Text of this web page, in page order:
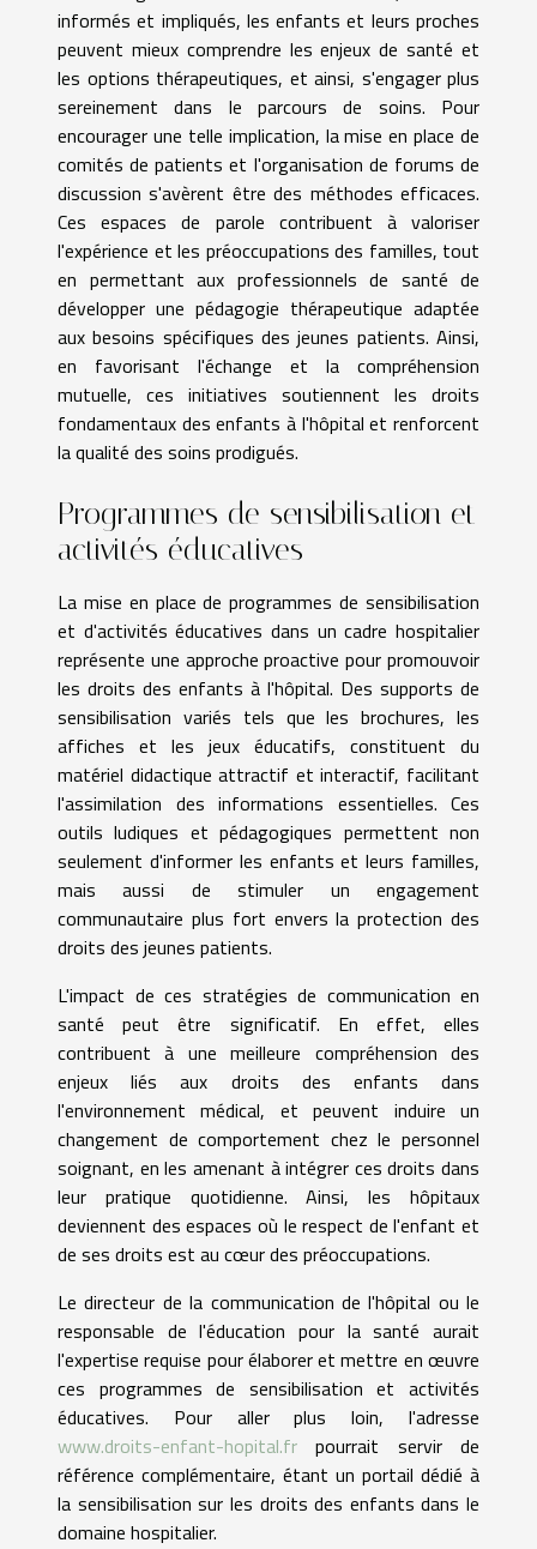
informés et impliqués, les enfants et leurs proches
peuvent mieux comprendre les enjeux de santé et
les options thérapeutiques, et ainsi, s'engager plus
sereinement dans le parcours de soins. Pour
encourager une telle implication, la mise en place de
comités de patients et l'organisation de forums de
discussion s'avèrent être des méthodes efficaces.
Ces espaces de parole contribuent à valoriser
l'expérience et les préoccupations des familles, tout
en permettant aux professionnels de santé de
développer une pédagogie thérapeutique adaptée
aux besoins spécifiques des jeunes patients. Ainsi,
en favorisant l'échange et la compréhension
mutuelle, ces initiatives soutiennent les droits
fondamentaux des enfants à l'hôpital et renforcent
la qualité des soins prodigués.
Programmes de sensibilisation et
activités éducatives
La mise en place de programmes de sensibilisation
et d'activités éducatives dans un cadre hospitalier
représente une approche proactive pour promouvoir
les droits des enfants à l'hôpital. Des supports de
sensibilisation variés tels que les brochures, les
affiches et les jeux éducatifs, constituent du
matériel didactique attractif et interactif, facilitant
l'assimilation des informations essentielles. Ces
outils ludiques et pédagogiques permettent non
seulement d'informer les enfants et leurs familles,
mais aussi de stimuler un engagement
communautaire plus fort envers la protection des
droits des jeunes patients.
L'impact de ces stratégies de communication en
santé peut être significatif. En effet, elles
contribuent à une meilleure compréhension des
enjeux liés aux droits des enfants dans
l'environnement médical, et peuvent induire un
changement de comportement chez le personnel
soignant, en les amenant à intégrer ces droits dans
leur pratique quotidienne. Ainsi, les hôpitaux
deviennent des espaces où le respect de l'enfant et
de ses droits est au cœur des préoccupations.
Le directeur de la communication de l'hôpital ou le
responsable de l'éducation pour la santé aurait
l'expertise requise pour élaborer et mettre en œuvre
ces programmes de sensibilisation et activités
éducatives. Pour aller plus loin, l'adresse
www.droits-enfant-hopital.fr pourrait servir de
référence complémentaire, étant un portail dédié à
la sensibilisation sur les droits des enfants dans le
domaine hospitalier.